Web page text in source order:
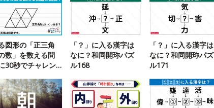
図形の「正三角
数」を数える問
30秒でチャレン
「？」に入る漢字は
なに？和同開珎パズ
ル168
「？」に入る漢字は
なに？和同開珎パズ
ル171